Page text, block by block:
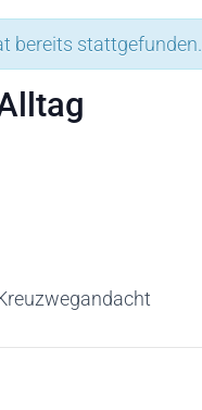
bereits stattgefunden.